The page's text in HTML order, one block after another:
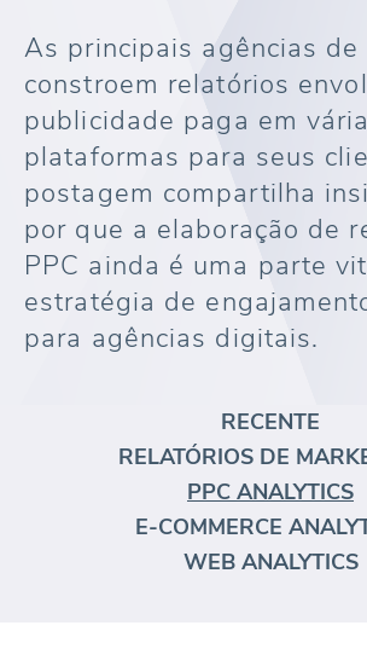
As principais agências de
constroem relatórios
publicidade paga em
plataformas para seus
postagem compartilha
por que a elaboração de
PPC ainda é uma parte
estratégia de
para agências digitais.
RECENTE
RELATÓRIOS DE
PPC ANALYTICS
E-COMMERCE
WEB ANALYTICS